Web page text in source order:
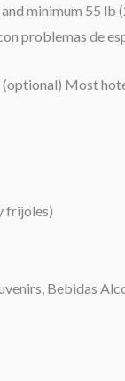
minimum 55 lb
problemas de
Most
frijoles)
Bebidas